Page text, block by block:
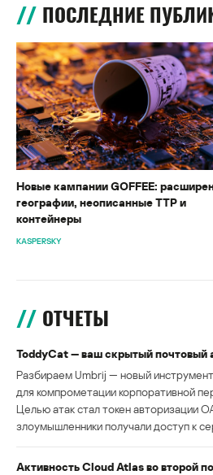
ПОСЛЕДНИЕ
Новые кампании GOFFEE:
географии, неописанные TTP и
контейнеры
KASPERSKY
ОТЧЕТЫ
ToddyCat — ваш скрытый почтовый
Разбираем Umbrij — новый
для компрометации корпоративной
Целью атак стал токен авторизации
злоумышленники получали доступ к
Активность Cloud Atlas во второй